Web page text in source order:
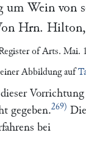
um Wein von
Hrn. Hilton
of Arts. Mai.
Abbildung auf
gegeben.269)
bei